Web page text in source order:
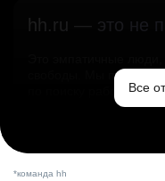
hh.ru — это не
свободы. Мы
по поиску работы в
Все
*команда hh